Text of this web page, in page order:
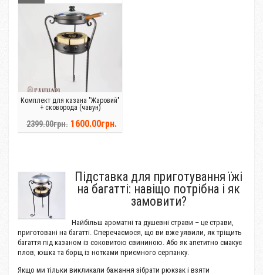
Комплект для казана "Жаровий"
+ сковорода (чавун)
2399.00грн. 1600.00грн.
Підставка для приготування їжі
на багатті: навіщо потрібна і як
замовити?
Найбільш ароматні та душевні страви – це страви,
приготовані на багатті. Сперечаємося, що ви вже уявили, як тріщить
багаття під казаном із соковитою свининою. Або як апетитно смакує
плов, юшка та борщ із нотками приємного серпанку.
Якщо ми тільки викликали бажання зібрати рюкзак і взяти